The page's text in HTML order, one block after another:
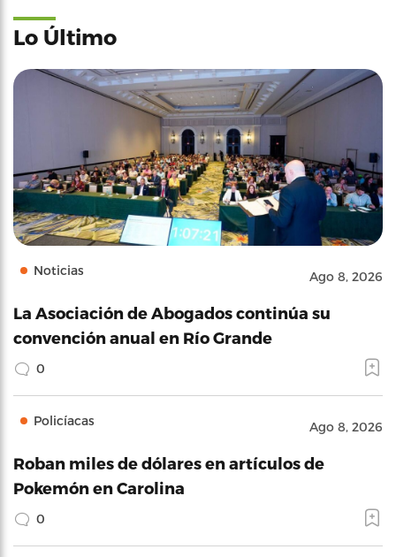
Lo Último
Noticias Ago 8, 2026
La Asociación de Abogados continúa su
convención anual en Río Grande
0
Policíacas Ago 8, 2026
Roban miles de dólares en artículos de
Pokemón en Carolina
0